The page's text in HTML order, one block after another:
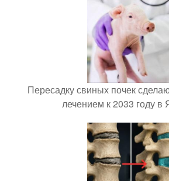
Пересадку свиных почек
лечением к 2033 году в